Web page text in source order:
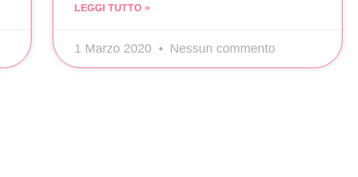
LEGGI TUTTO »
1 Marzo 2020 Nessun commento